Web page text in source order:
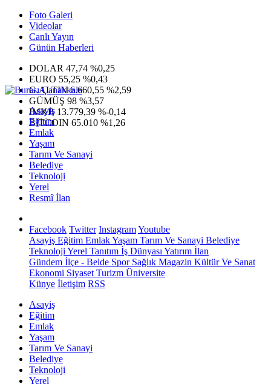
Foto Galeri
Videolar
Canlı Yayın
Günün Haberleri
DOLAR 47,74 %0,25
EURO 55,25 %0,43
G.ALTIN6.660,55 %2,59
GÜMÜŞ 98 %3,57
IMKB 13.779,39 %-0,14
BITCOIN 65.010 %1,26
Asayiş
Eğitim
Emlak
Yaşam
Tarım Ve Sanayi
Belediye
Teknoloji
Yerel
Resmî İlan
Facebook Twitter InstagramYoutube
Asayiş Eğitim EmlakYaşam Tarım Ve Sanayi Belediye
Teknoloji Yerel Tanıtım İş Dünyası Yatırım İlan
Gündem İlçe - Belde SporSağlık Magazin Kültür Ve Sanat
Ekonomi Siyaset Turizm Üniversite
Künye İletişim RSS
Asayiş
Eğitim
Emlak
Yaşam
Tarım Ve Sanayi
Belediye
Teknoloji
Yerel